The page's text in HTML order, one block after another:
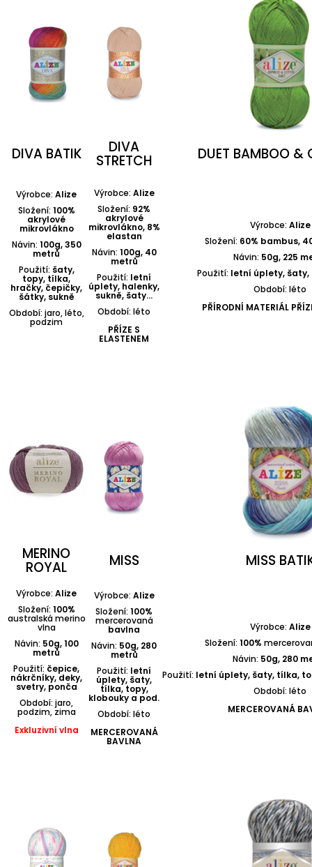
DIVA BATIK DIVA
STRETCH DUET BAMBOO &
Výrobce: Alize
Složení: 100%
akrylové
mikrovlákno
Návin: 100g, 350
metrů
Použití: šaty,
topy, tílka,
hračky, čepičky,
šátky, sukně
Období: jaro, léto,
podzim
Výrobce: Alize
Složení: 92%
akrylové
mikrovlákno, 8%
elastan
Návin: 100g, 40
metrů
Použití: letní
úplety, halenky,
sukně, šaty...
Období: léto
PŘÍZE S
ELASTENEM
Výrobce: Alize
Složení: 60% bambus,
Návin: 50g, 225
Použití: letní úplety,
Období: léto
PŘÍRODNÍ MATERIÁL
MERINO
ROYAL MISS MISS
Výrobce: Alize
Složení: 100%
australská merino
vlna
Návin: 50g, 100
metrů
Použití: čepice,
nákrčníky, deky,
svetry, ponča
Období: jaro,
podzim, zima
Exkluzivní vlna
Výrobce: Alize
Složení: 100%
mercerovaná
bavlna
Návin: 50g, 280
metrů
Použití: letní
úplety, šaty,
tílka, topy,
klobouky a pod.
Období: léto
MERCEROVANÁ
BAVLNA
Výrobce: Alize
Složení: 100%
Návin: 50g, 280
Použití: letní úplety, šaty, tílka,
Období: léto
MERCEROVANÁ